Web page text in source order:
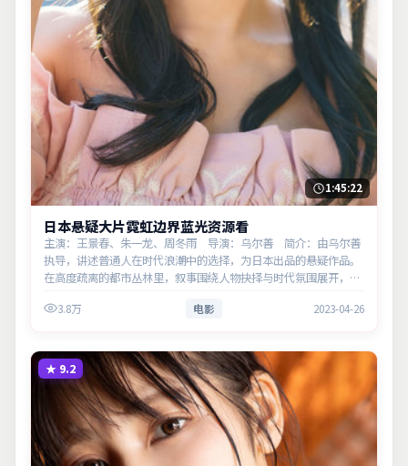
1:45:22
日本悬疑大片霓虹边界蓝光资源看
主演：王景春、朱一龙、周冬雨 导演：乌尔善 简介：由乌尔善
执导，讲述普通人在时代浪潮中的选择，为日本出品的悬疑作品。
在高度疏离的都市丛林里，叙事围绕人物抉择与时代氛围展开，节
现实意义。
3.8万 电影 2023-04-26
★ 9.2